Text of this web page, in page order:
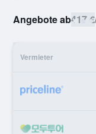
Angebote ab417 €
Vermieter